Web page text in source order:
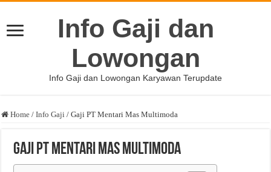
Info Gaji dan
Lowongan
Info Gaji dan Lowongan Karyawan Terupdate
Home / Info Gaji / Gaji PT Mentari Mas Multimoda
Gaji PT Mentari Mas Multimoda